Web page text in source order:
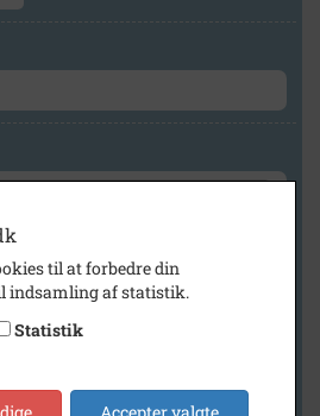
til at forbedre din
indsamling af statistik.
Statistik
Accepter valgte